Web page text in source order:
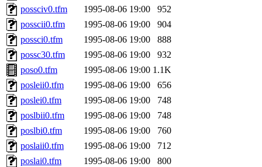
possciv0.tfm
1995-08-06 19:00
952
posscii0.tfm
1995-08-06 19:00
904
possci0.tfm
1995-08-06 19:00
888
possc30.tfm
1995-08-06 19:00
932
poso0.tfm
1995-08-06 19:00 1.1K
posleii0.tfm
1995-08-06 19:00
656
poslei0.tfm
1995-08-06 19:00
748
poslbii0.tfm
1995-08-06 19:00
748
poslbi0.tfm
1995-08-06 19:00
760
poslaii0.tfm
1995-08-06 19:00
712
poslai0.tfm
1995-08-06 19:00
800